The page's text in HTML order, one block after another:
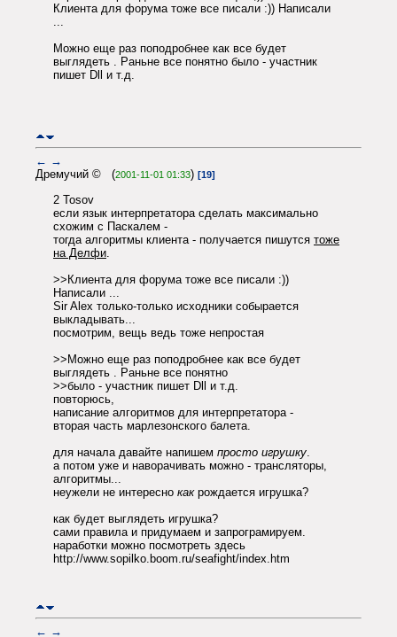
Клиента для форума тоже все писали :)) Написали
Можно еще раз поподробнее как все будет
выглядеть . Раньне все понятно было - участник
пишет Dll и т.д.
← →
Дремучий © (2001-11-01 01:33) [19]
2 Tosov
если язык интерпретатора сделать максимально
схожим с Паскалем -
тогда алгоритмы клиента - получается пишутся тоже
на Делфи
>>Клиента для форума тоже все писали :))
Написали ...
Sir Alex только-только исходники собырается
выкладывать...
посмотрим, вещь ведь тоже непростая
>>Можно еще раз поподробнее как все будет
выглядеть . Раньне все понятно
>>было - участник пишет Dll и т.д.
повторюсь,
написание алгоритмов для интерпретатора -
вторая часть марлезонского балета.
для начала давайте напишем просто игрушку
а потом уже и наворачивать можно - трансляторы,
алгоритмы...
неужели не интересно какрождается игрушка?
как будет выглядеть игрушка?
сами правила и придумаем и запрограмируем.
наработки можно посмотреть здесь
http://www.sopilko.boom.ru/seafight/index.htm
← →